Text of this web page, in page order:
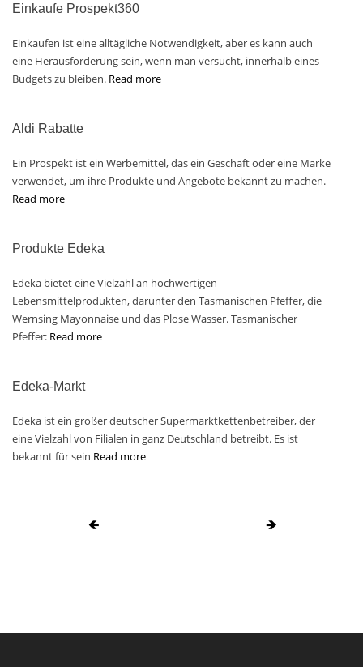
Einkaufe Prospekt360
Einkaufen ist eine alltägliche Notwendigkeit, aber es kann auch
eine Herausforderung sein, wenn man versucht, innerhalb eines
Budgets zu bleiben. Read more
Aldi Rabatte
Ein Prospekt ist ein Werbemittel, das ein Geschäft oder eine Marke
verwendet, um ihre Produkte und Angebote bekannt zu machen.
Read more
Produkte Edeka
Edeka bietet eine Vielzahl an hochwertigen
Lebensmittelprodukten, darunter den Tasmanischen Pfeffer, die
Wernsing Mayonnaise und das Plose Wasser. Tasmanischer
Pfeffer: Read more
Edeka-Markt
Edeka ist ein großer deutscher Supermarktkettenbetreiber, der
eine Vielzahl von Filialen in ganz Deutschland betreibt. Es ist
bekannt für sein Read more
🡸 🡺